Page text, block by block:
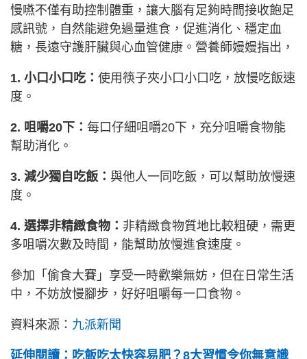
慢嚥不僅有助控制體重，讓大腦有足夠時間接收飽足
感訊號，自然能避免過量進食，促進消化、穩定血
糖，長遠守護肝臟與心血管健康。營養師嫚嫚指出，
1. 小口小口吃： 使用筷子夾小口小口吃，放慢吃飯速
度。
2. 咀嚼20下： 每口仔細咀嚼20下，充分咀嚼食物能
幫助消化。
3. 減少獨自吃飯： 與他人一同吃飯，可以幫助放慢速
度。
4. 選擇非精緻食物： 非精緻食物質地比較粗硬，需更
多咀嚼次數及時間，能幫助放慢進食速度。
參加「偷食大賽」享受一時歡樂無妨，但在日常生活
中，不妨放慢腳步，好好咀嚼每一口食物。
資料來源： 九派新聞
延伸閱讀：吃飯吃太快容易肥？8大習慣令你無意識